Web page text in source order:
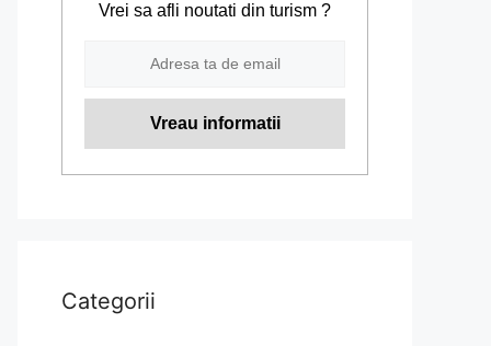
Vrei sa afli noutati din turism ?
Categorii